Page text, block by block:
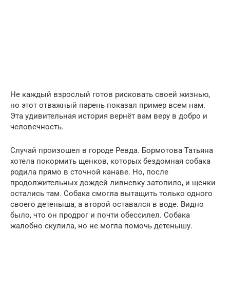
Не каждый взрослый готов рисковать своей жизнью,
но этот отважный парень показал пример всем нам.
Эта удивительная история вернёт вам веру в добро и
человечность.
Случай произошел в городе Ревда. Бормотова Татьяна
хотела покормить щенков, которых бездомная собака
родила прямо в сточной канаве. Но, после
продолжительных дождей ливневку затопило, и щенки
остались там. Собака смогла вытащить только одного
своего детеныша, а второй оставался в воде. Видно
было, что он продрог и почти обессилел. Собака
жалобно скулила, но не могла помочь детенышу.